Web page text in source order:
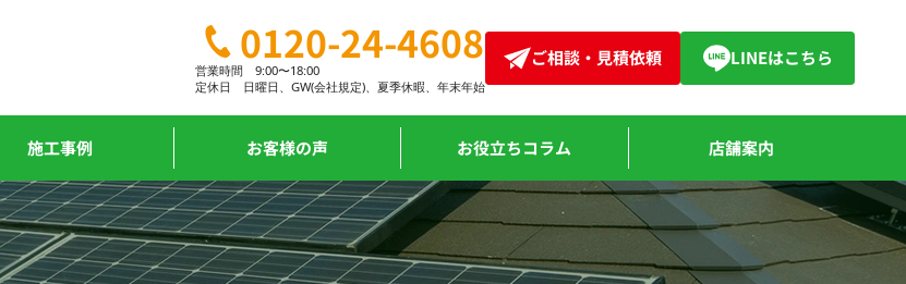
0120-24-4608
営業時間 9:00〜18:00
定休日 日曜日、 GW(会社規定)、 夏季休暇、 年末年始
ご相談・見積依頼 LINEはこちら
施工事例 お客様の声 お役立ちコラム 店舗案内